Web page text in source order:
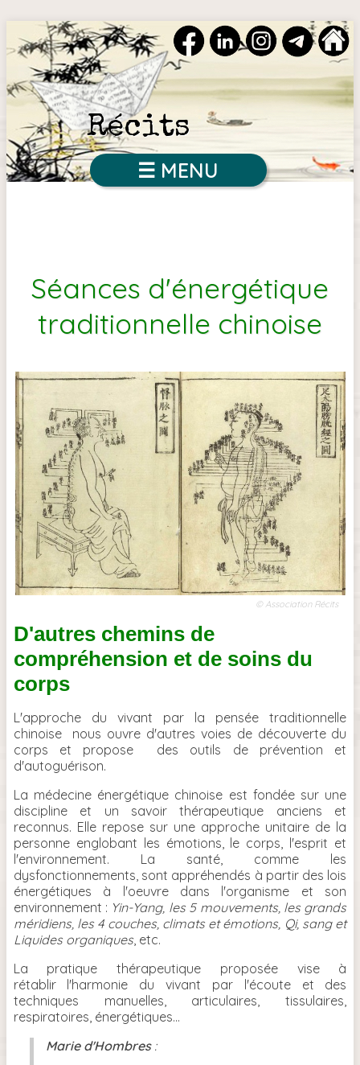
Récits
☰ MENU
Séances d'énergétique
traditionnelle chinoise
© Association Récits
D'autres chemins de
compréhension et de soins du
corps
L'approche du vivant par la pensée traditionnelle
chinoise nous ouvre d'autres voies de découverte du
corps et propose des outils de prévention et
d'autoguérison.
La médecine énergétique chinoise est fondée sur une
discipline et un savoir thérapeutique anciens et
reconnus. Elle repose sur une approche unitaire de la
personne englobant les émotions, le corps, l'esprit et
l'environnement. La santé, comme les
dysfonctionnements, sont appréhendés à partir des lois
énergétiques à l'oeuvre dans l'organisme et son
environnement : Yin-Yang, les 5 mouvements, les grands
méridiens, les 4 couches, climats et émotions, Qi, sang et
Liquides organiques, etc.
La pratique thérapeutique proposée vise à
rétablir l'harmonie du vivant par l'écoute et des
techniques manuelles, articulaires, tissulaires,
respiratoires, énergétiques...
Marie d'Hombres: